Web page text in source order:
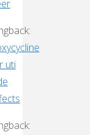
uti